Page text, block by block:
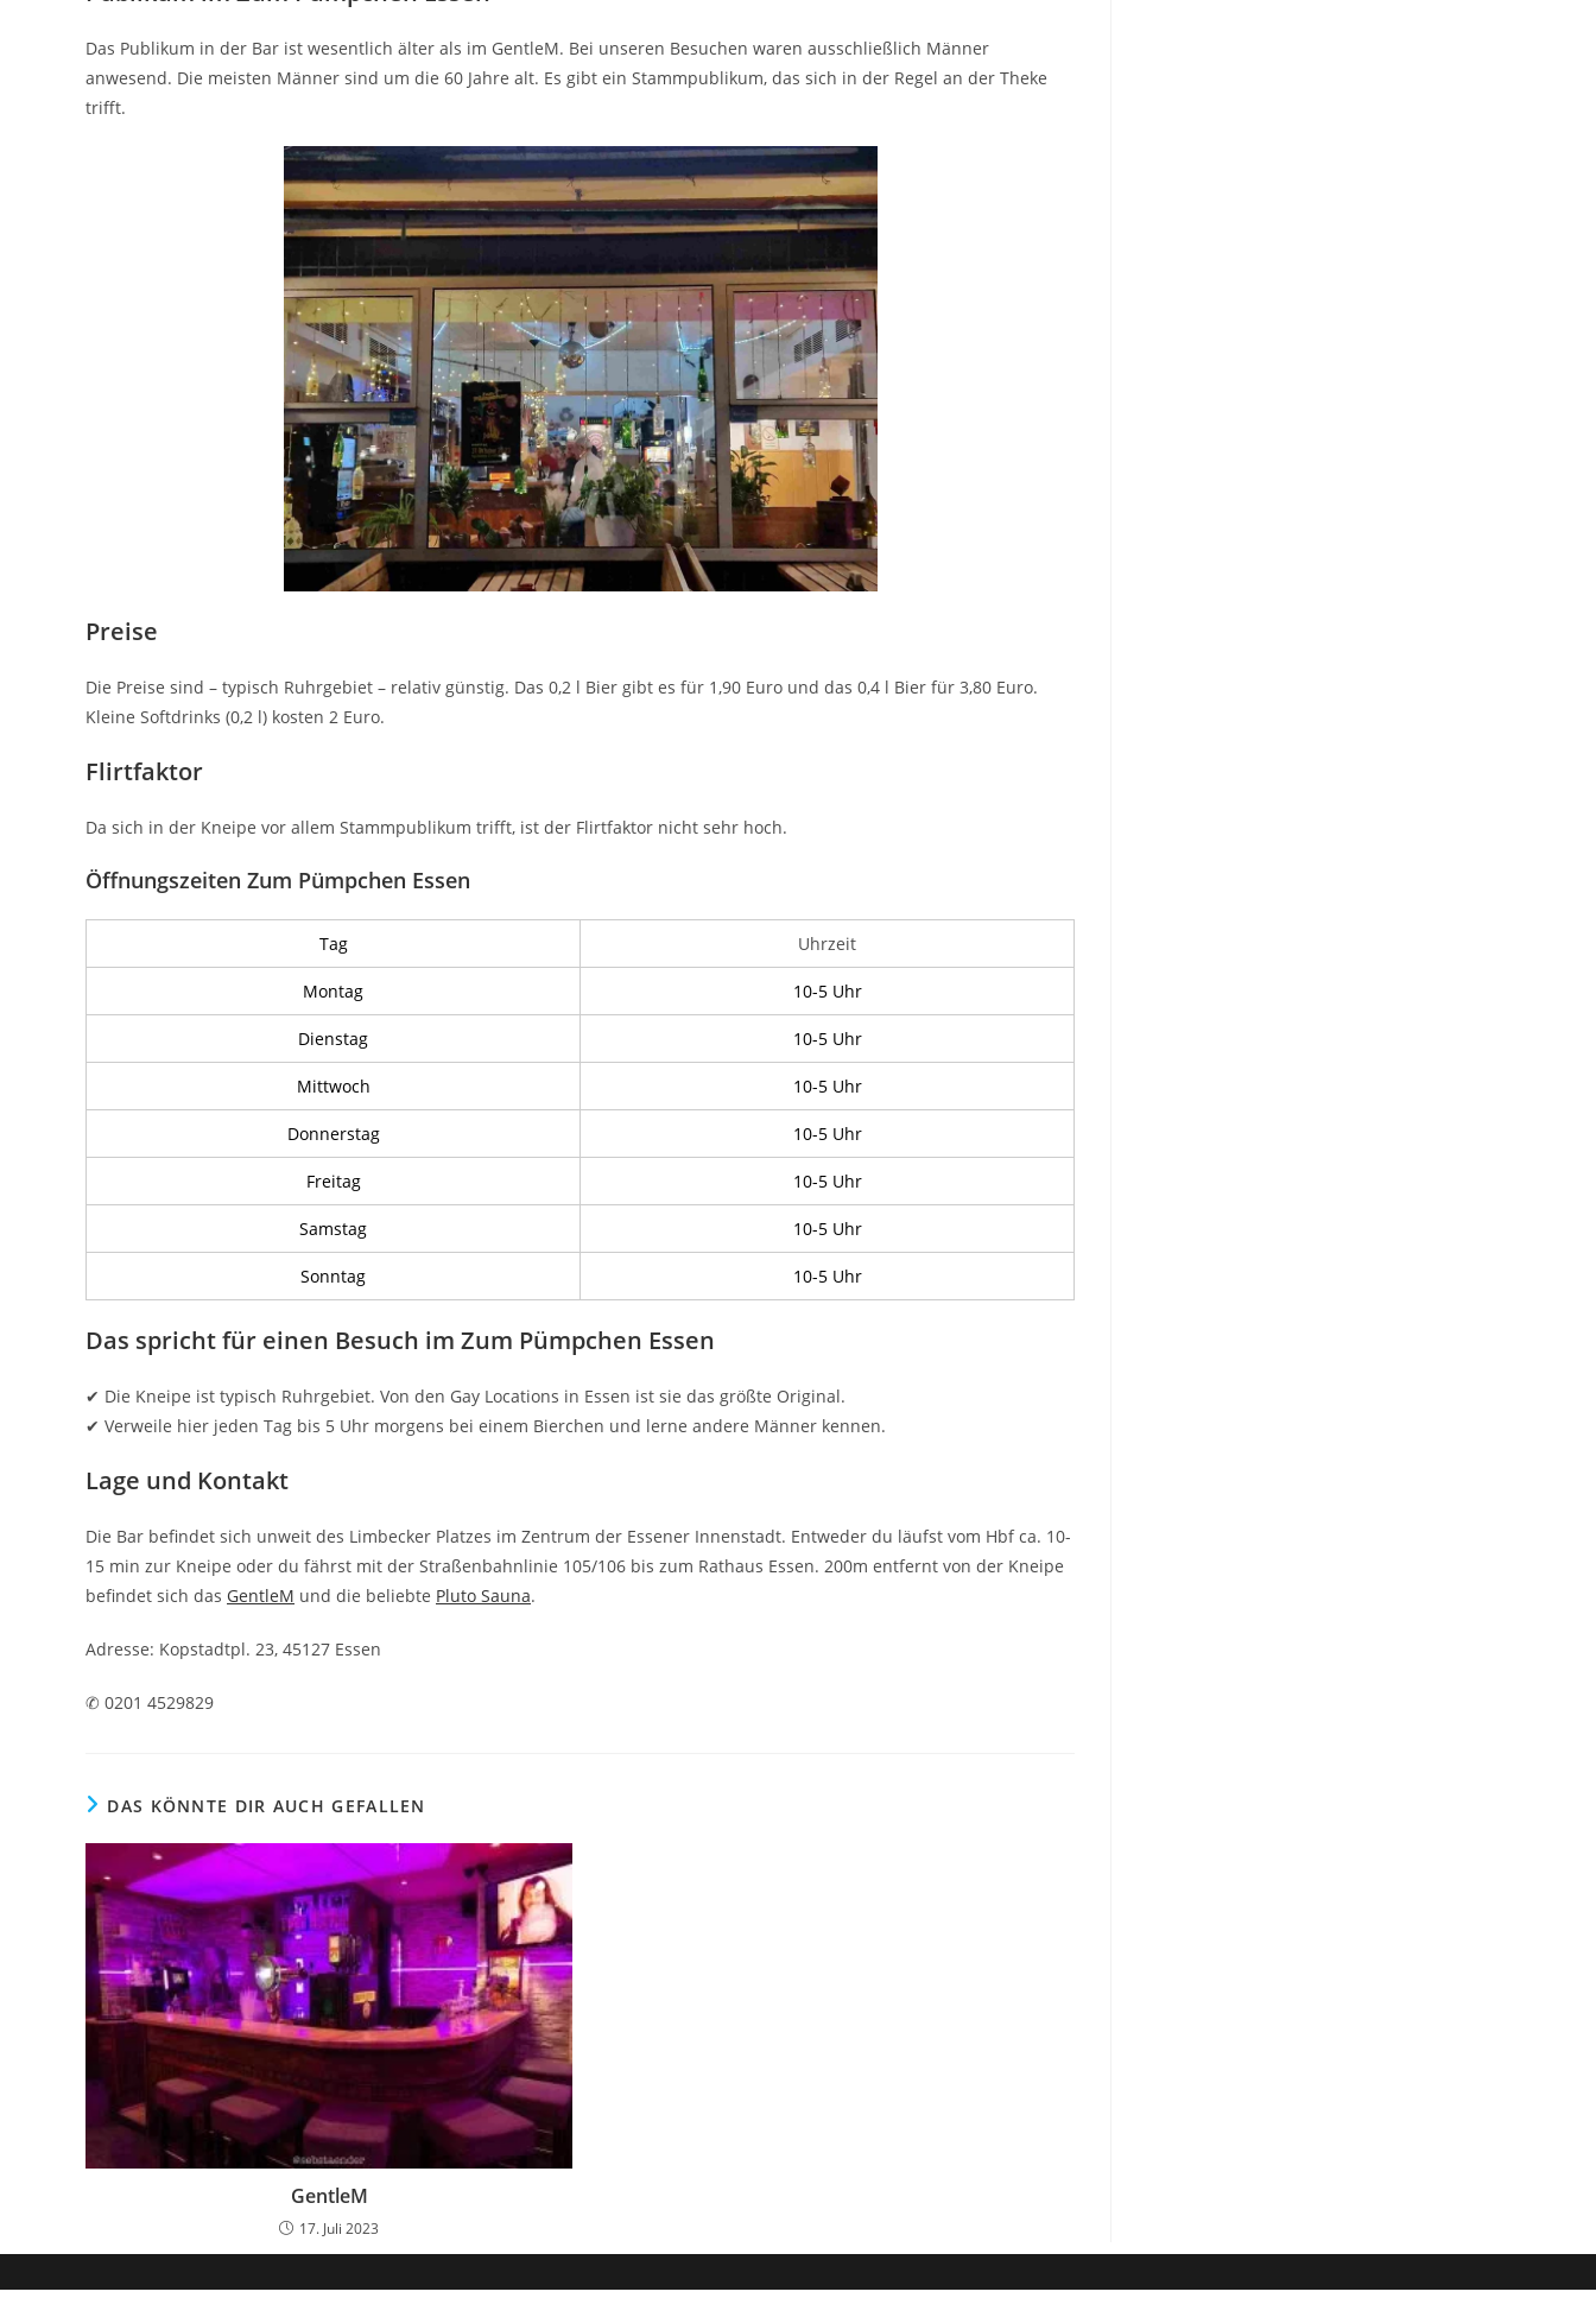
Das Publikum in der Bar ist wesentlich älter als im GentleM. Bei unseren Besuchen waren ausschließlich Männer
anwesend. Die meisten Männer sind um die 60 Jahre alt. Es gibt ein Stammpublikum, das sich in der Regel an der Theke
trifft.
Preise
Die Preise sind – typisch Ruhrgebiet – relativ günstig. Das 0,2 l Bier gibt es für 1,90 Euro und das 0,4 l Bier für 3,80 Euro.
Kleine Softdrinks (0,2 l) kosten 2 Euro.
Flirtfaktor
Da sich in der Kneipe vor allem Stammpublikum trifft, ist der Flirtfaktor nicht sehr hoch.
Öffnungszeiten Zum Pümpchen Essen
Tag Uhrzeit
Montag 10-5 Uhr
Dienstag 10-5 Uhr
Mittwoch 10-5 Uhr
Donnerstag 10-5 Uhr
Freitag 10-5 Uhr
Samstag 10-5 Uhr
Sonntag 10-5 Uhr
Das spricht für einen Besuch im Zum Pümpchen Essen
✔ Die Kneipe ist typisch Ruhrgebiet. Von den Gay Locations in Essen ist sie das größte Original.
✔ Verweile hier jeden Tag bis 5 Uhr morgens bei einem Bierchen und lerne andere Männer kennen.
Lage und Kontakt
Die Bar befindet sich unweit des Limbecker Platzes im Zentrum der Essener Innenstadt. Entweder du läufst vom Hbf ca. 10-
15 min zur Kneipe oder du fährst mit der Straßenbahnlinie 105/106 bis zum Rathaus Essen. 200m entfernt von der Kneipe
befindet sich das GentleM und die beliebte Pluto Sauna.
Adresse: Kopstadtpl. 23, 45127 Essen
✆ 0201 4529829
DAS KÖNNTE DIR AUCH GEFALLEN
GentleM
17. Juli 2023